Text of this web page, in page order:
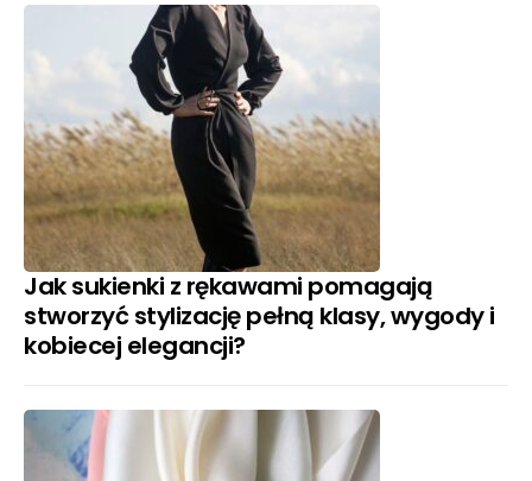
Jak sukienki z rękawami pomagają
stworzyć stylizację pełną klasy, wygody i
kobiecej elegancji?